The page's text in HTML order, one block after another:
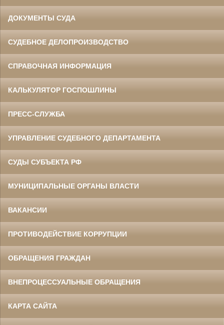
ДОКУМЕНТЫ СУДА
СУДЕБНОЕ ДЕЛОПРОИЗВОДСТВО
СПРАВОЧНАЯ ИНФОРМАЦИЯ
КАЛЬКУЛЯТОР ГОСПОШЛИНЫ
ПРЕСС-СЛУЖБА
УПРАВЛЕНИЕ СУДЕБНОГО ДЕПАРТАМЕНТА
СУДЫ СУБЪЕКТА РФ
МУНИЦИПАЛЬНЫЕ ОРГАНЫ ВЛАСТИ
ВАКАНСИИ
ПРОТИВОДЕЙСТВИЕ КОРРУПЦИИ
ОБРАЩЕНИЯ ГРАЖДАН
ВНЕПРОЦЕССУАЛЬНЫЕ ОБРАЩЕНИЯ
КАРТА САЙТА